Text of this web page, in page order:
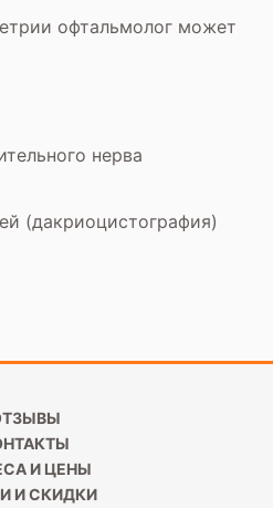
офтальмолог может
нерва
(дакриоцистография)
И ЦЕНЫ
И СКИДКИ